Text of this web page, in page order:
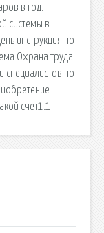
в год.
системы в
инструкция по
Охрана труда
специалистов по
счет1.1.